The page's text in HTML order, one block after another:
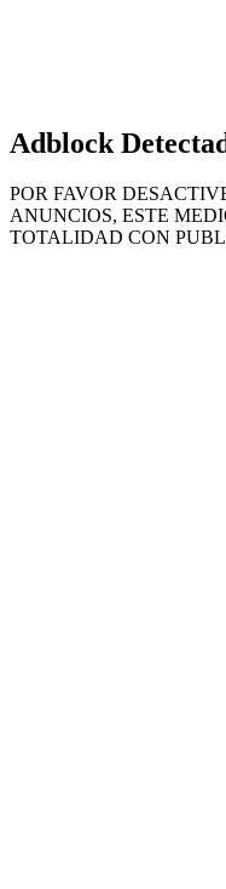
Adblock
POR FAVOR
ANUNCIOS, ESTE
TOTALIDAD CON